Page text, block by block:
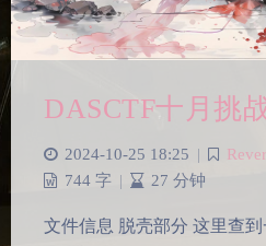
暗黑模式
关闭
DASCTF十月挑
2024-10-25 18:25 |
744 字 | 27 分钟
文件信息 脱壳部分 这里查到